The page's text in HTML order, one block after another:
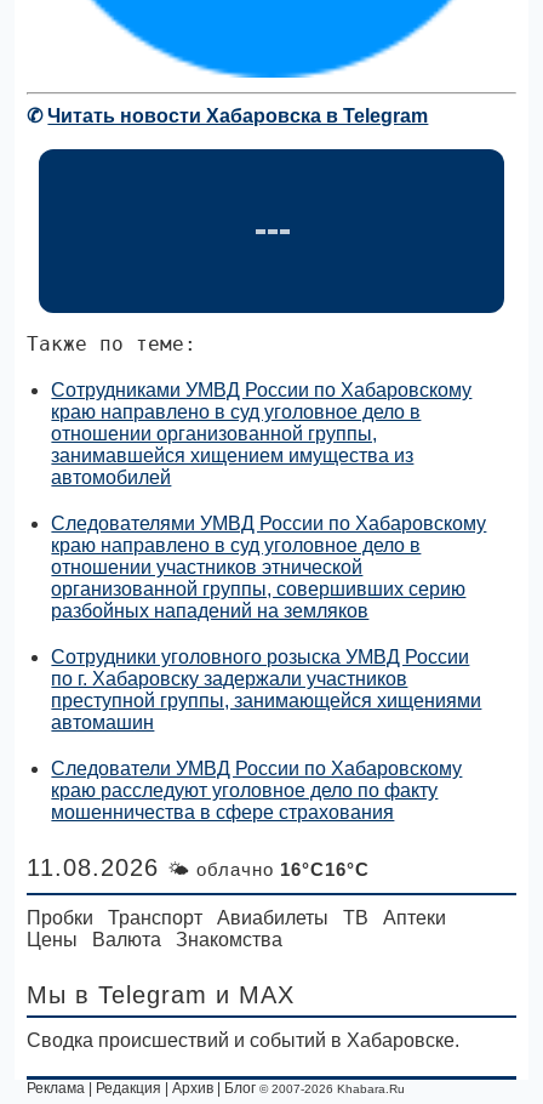
✆Читать новости Хабаровска в Telegram
Также по теме:
Сотрудниками УМВД России по Хабаровскому
краю направлено в суд уголовное дело в
отношении организованной группы,
занимавшейся хищением имущества из
автомобилей
Следователями УМВД России по Хабаровскому
краю направлено в суд уголовное дело в
отношении участников этнической
организованной группы, совершивших серию
разбойных нападений на земляков
Сотрудники уголовного розыска УМВД России
по г. Хабаровску задержали участников
преступной группы, занимающейся хищениями
автомашин
Следователи УМВД России по Хабаровскому
краю расследуют уголовное дело по факту
мошенничества в сфере страхования
11.08.2026 🌤 облачно 16°C16°C
Пробки Транспорт Авиабилеты ТВ
Аптеки
Цены
Валюта Знакомства
Мы в Telegram и MAX
Сводка происшествий и событий в Хабаровске.
Реклама Редакция |Архив Блог © 2007-2026 Khabara.Ru